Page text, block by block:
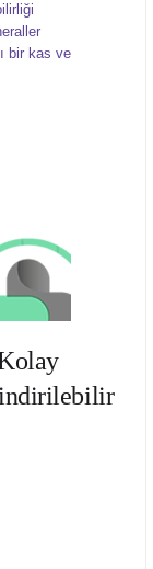
bir kas ve